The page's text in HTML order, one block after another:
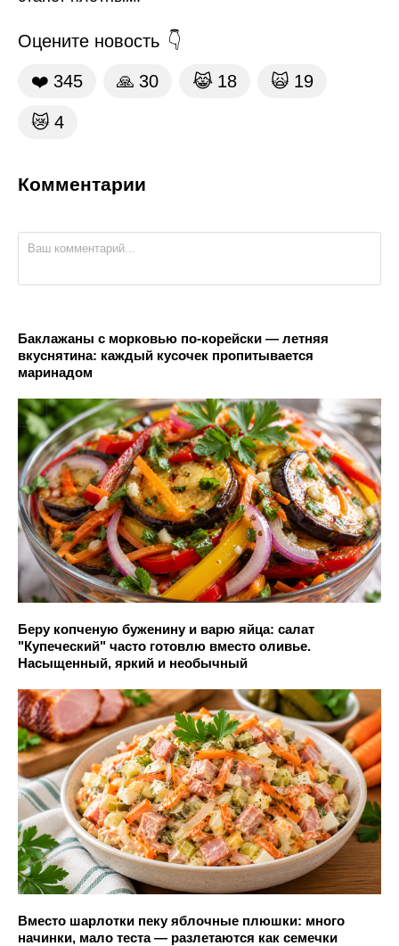
Оцените новость
❤️ 345 🙏 30 😹 18 🙀 19
😿 4
Комментарии
Баклажаны с морковью по-корейски — летняя
вкуснятина: каждый кусочек пропитывается
маринадом
Беру копченую буженину и варю яйца: салат
"Купеческий" часто готовлю вместо оливье.
Насыщенный, яркий и необычный
Вместо шарлотки пеку яблочные плюшки: много
начинки, мало теста — разлетаются как семечки